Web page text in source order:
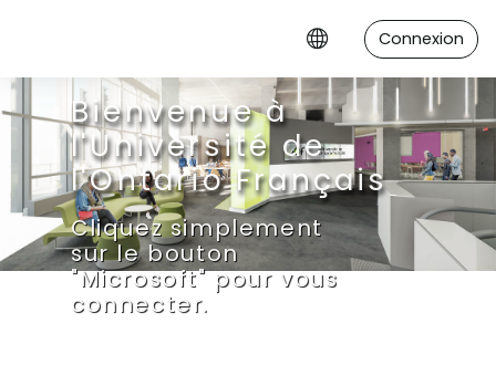
Connexion
Bienvenue à
l'Université de
l'Ontario Français
Cliquez simplement
sur le bouton
"Microsoft" pour vous
connecter.